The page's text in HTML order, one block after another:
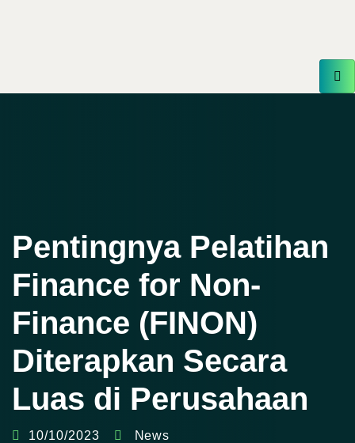
Pentingnya Pelatihan
Finance for Non-
Finance (FINON)
Diterapkan Secara
Luas di Perusahaan
10/10/2023 News